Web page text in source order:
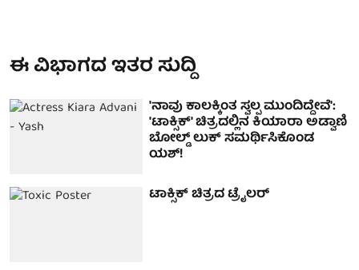
ಈ ವಿಭಾಗದ ಇತರ ಸುದ್ದಿ
'ನಾವು ಕಾಲಕ್ಕಿಂತ ಸ್ವಲ್ಪ ಮುಂದಿದ್ದೇವೆ':
'ಟಾಕ್ಸಿಕ್' ಚಿತ್ರದಲ್ಲಿನ ಕಿಯಾರಾ ಅಡ್ವಾಣಿ
ಬೋಲ್ಡ್ ಲುಕ್ ಸಮರ್ಥಿಸಿಕೊಂಡ
ಯಶ್!
ಟಾಕ್ಸಿಕ್ ಚಿತ್ರದ ಟ್ರೈಲರ್